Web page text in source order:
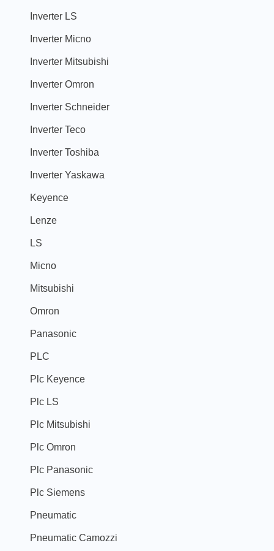
Inverter LS
Inverter Micno
Inverter Mitsubishi
Inverter Omron
Inverter Schneider
Inverter Teco
Inverter Toshiba
Inverter Yaskawa
Keyence
Lenze
LS
Micno
Mitsubishi
Omron
Panasonic
PLC
Plc Keyence
Plc LS
Plc Mitsubishi
Plc Omron
Plc Panasonic
Plc Siemens
Pneumatic
Pneumatic Camozzi